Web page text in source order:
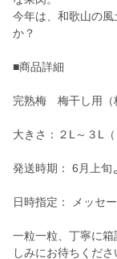
今年は、和歌山の
か？
■商品詳細
完熟梅 梅干し用（
大きさ：２L～３L
発送時期： 6月上旬
日時指定： メッセ
一粒一粒、丁寧に
しみにお待ちくださ